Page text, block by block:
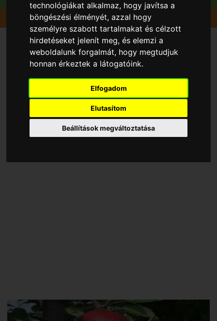
technológiákat alkalmaz, hogy javítsa a
böngészési élményét, azzal hogy
személyre szabott tartalmakat és célzott
hirdetéseket jelenít meg, és elemzi a
weboldalunk forgalmát, hogy megtudjuk
honnan érkeztek a látogatóink.
Elfogadom
Elutasítom
Beállítások megváltoztatása
Gyümölcsök Alma Freedom